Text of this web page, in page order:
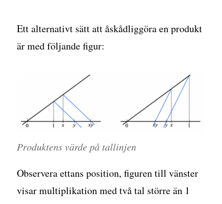
Ett alternativt sätt att åskådliggöra en produkt
är med följande figur:
Produktens värde på tallinjen
Observera ettans position, figuren till vänster
visar multiplikation med två tal större än 1